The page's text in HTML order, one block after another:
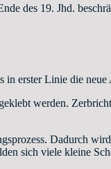
des 19. Jhd.
in erster Linie die
werden.
Dadurch
sich viele kleine